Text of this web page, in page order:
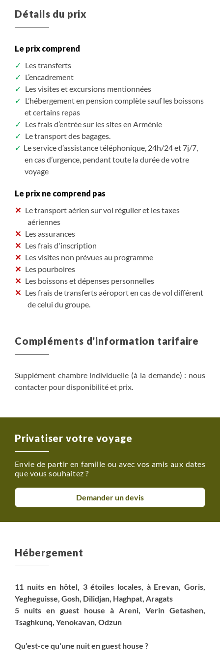
Détails du prix
Le prix comprend
Les transferts
L’encadrement
Les visites et excursions mentionnées
L’hébergement en pension complète sauf les boissons
et certains repas
Les frais d’entrée sur les sites en Arménie
Le transport des bagages.
Le service d’assistance téléphonique, 24h/24 et 7j/7,
en cas d’urgence, pendant toute la durée de votre
voyage
Le prix ne comprend pas
Le transport aérien sur vol régulier et les taxes
aériennes
Les assurances
Les frais d'inscription
Les visites non prévues au programme
Les pourboires
Les boissons et dépenses personnelles
Les frais de transferts aéroport en cas de vol différent
de celui du groupe.
Compléments d'information tarifaire
Supplément chambre individuelle (à la demande) : nous
contacter pour disponibilité et prix.
Privatiser votre voyage
Envie de partir en famille ou avec vos amis aux dates
que vous souhaitez ?
Demander un devis
Hébergement
11 nuits en hôtel, 3 étoiles locales, à Erevan, Goris,
Yegheguisse, Gosh, Dilidjan, Haghpat, Aragats
5 nuits en guest house à Areni, Verin Getashen,
Tsaghkunq, Yenokavan, Odzun
Qu’est-ce qu'une nuit en guest house ?